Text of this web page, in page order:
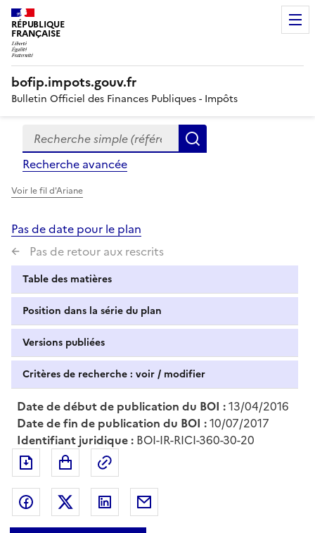
RÉPUBLIQUE
FRANÇAISE
bofip.impots.gouv.fr
Bulletin Officiel des Finances Publiques - Impôts
Formulaire
de
recherche
Recherche simple (références, mots clés, partie du
Recherche avancée
Voir le fil d'Ariane
Pas de date pour le plan
Pas de retour aux rescrits
Table des matières
Position dans la série du plan
Versions publiées
Critères de recherche : voir / modifier
Date de début de publication du BOI :13/04/2016
Date de fin de publication du BOI :10/07/2017
Identifiant juridique : BOI-IR-RICI-360-30-20
Exporter le document au format pdf
Partager sur Facebook
Partager sur Twitter
Partager sur LinkedIn